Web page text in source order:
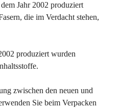
Jahr 2002 produziert
die im Verdacht stehen,
produziert wurden
zwischen den neuen und
Sie beim Verpacken